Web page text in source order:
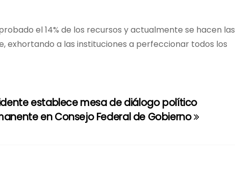
el 14% de los recursos y actualmente se hacen las
exhortando a las instituciones a perfeccionar todos los
establece mesa de diálogo político
en Consejo Federal de Gobierno